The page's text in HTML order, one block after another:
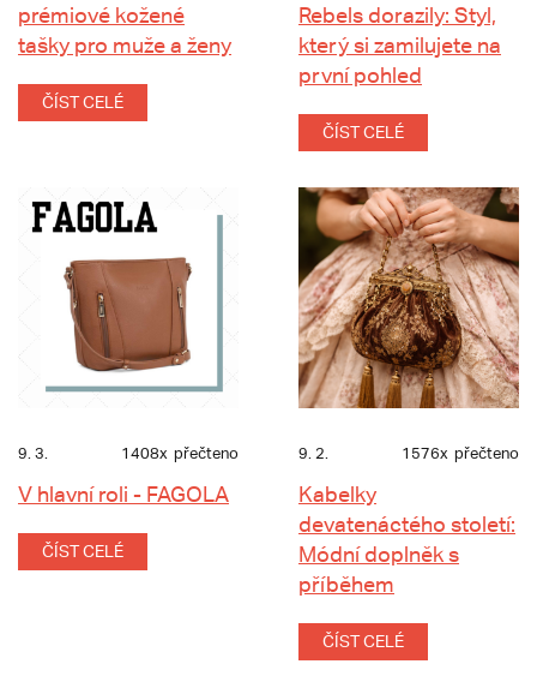
prémiové kožené
tašky pro muže a ženy
ČÍST CELÉ
Rebels dorazily: Styl,
který si zamilujete na
první pohled
ČÍST CELÉ
9. 3. 1408x přečteno
V hlavní roli - FAGOLA
ČÍST CELÉ
9. 2. 1576x přečteno
Kabelky
devatenáctého století:
Módní doplněk s
příběhem
ČÍST CELÉ